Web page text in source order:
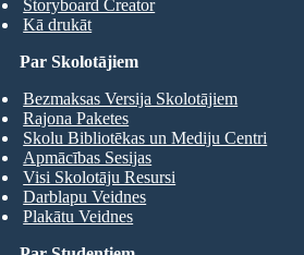
Storyboard Creator
Kā drukāt
Par Skolotājiem
Bezmaksas Versija Skolotājiem
Rajona Paketes
Skolu Bibliotēkas un Mediju Centri
Apmācības Sesijas
Visi Skolotāju Resursi
Darblapu Veidnes
Plakātu Veidnes